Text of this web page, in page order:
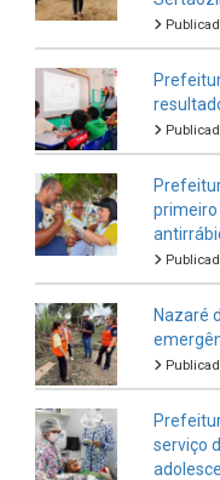
primeiro
Nazaré
serviço